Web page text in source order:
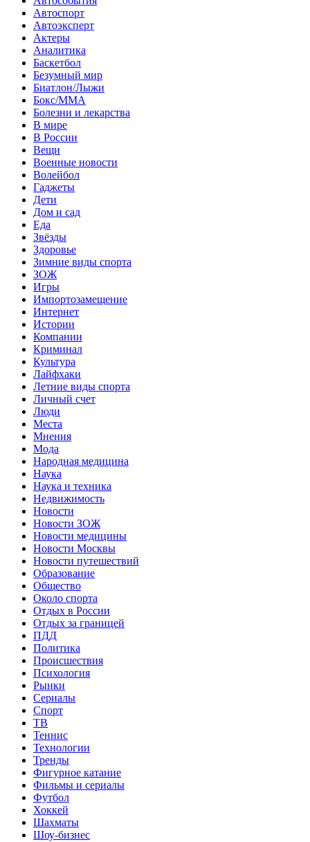
Автоспорт
Автоэксперт
Актеры
Аналитика
Баскетбол
Безумный мир
Биатлон/Лыжи
Бокс/MMA
Болезни и лекарства
В мире
В России
Вещи
Военные новости
Волейбол
Гаджеты
Дети
Дом и сад
Еда
Звёзды
Здоровье
Зимние виды спорта
ЗОЖ
Игры
Импортозамещение
Интернет
Истории
Компании
Криминал
Культура
Лайфхаки
Летние виды спорта
Личный счет
Люди
Места
Мнения
Мода
Народная медицина
Наука
Наука и техника
Недвижимость
Новости
Новости ЗОЖ
Новости медицины
Новости Москвы
Новости путешествий
Образование
Общество
Около спорта
Отдых в России
Отдых за границей
ПДД
Политика
Происшествия
Психология
Рынки
Сериалы
Спорт
ТВ
Теннис
Технологии
Тренды
Фигурное катание
Фильмы и сериалы
Футбол
Хоккей
Шахматы
Шоу-бизнес